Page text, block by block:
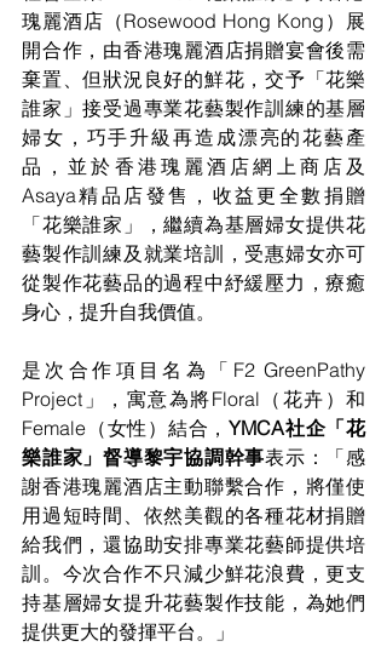
瑰麗酒店（Rosewood Hong Kong）展
開合作，由香港瑰麗酒店捐贈宴會後需
棄置、但狀況良好的鮮花，交予「花樂
誰家」接受過專業花藝製作訓練的基層
婦女，巧手升級再造成漂亮的花藝產
品，並於香港瑰麗酒店網上商店及
Asaya精品店發售，收益更全數捐贈
「花樂誰家」，繼續為基層婦女提供花
藝製作訓練及就業培訓，受惠婦女亦可
從製作花藝品的過程中紓緩壓力，療癒
身心，提升自我價值。
是次合作項目名為「F2 GreenPathy
Project」，寓意為將Floral（花卉）和
Female（女性）結合， YMCA社企「花
樂誰家」督導黎宇協調幹事表示：「感
謝香港瑰麗酒店主動聯繫合作，將僅使
用過短時間、依然美觀的各種花材捐贈
給我們，還協助安排專業花藝師提供培
訓。今次合作不只減少鮮花浪費，更支
持基層婦女提升花藝製作技能，為她們
提供更大的發揮平台。」